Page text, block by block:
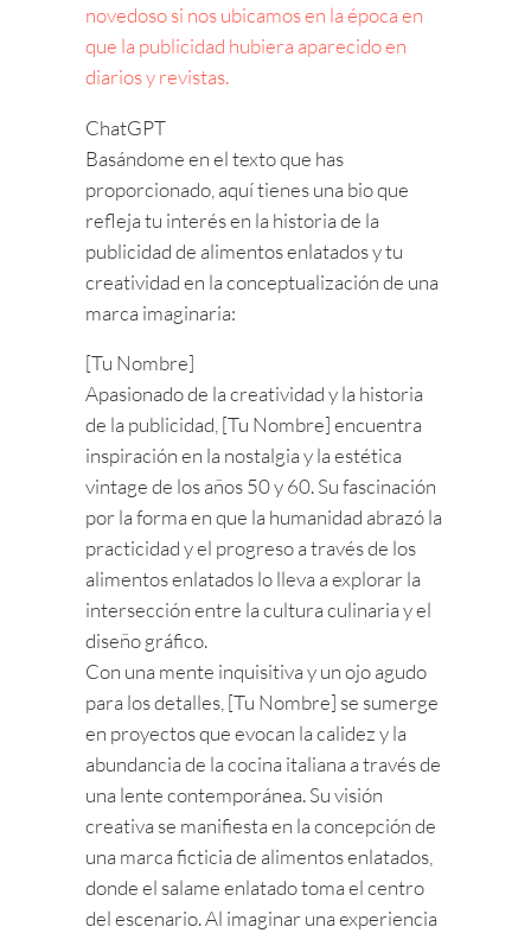
novedoso si nos ubicamos en la época en
que la publicidad hubiera aparecido en
diarios y revistas.
ChatGPT
Basándome en el texto que has
proporcionado, aquí tienes una bio que
refleja tu interés en la historia de la
publicidad de alimentos enlatados y tu
creatividad en la conceptualización de una
marca imaginaria:
[Tu Nombre]
Apasionado de la creatividad y la historia
de la publicidad, [Tu Nombre] encuentra
inspiración en la nostalgia y la estética
vintage de los años 50 y 60. Su fascinación
por la forma en que la humanidad abrazó la
practicidad y el progreso a través de los
alimentos enlatados lo lleva a explorar la
intersección entre la cultura culinaria y el
diseño gráfico.
Con una mente inquisitiva y un ojo agudo
para los detalles, [Tu Nombre] se sumerge
en proyectos que evocan la calidez y la
abundancia de la cocina italiana a través de
una lente contemporánea. Su visión
creativa se manifiesta en la concepción de
una marca ficticia de alimentos enlatados,
donde el salame enlatado toma el centro
del escenario. Al imaginar una experiencia